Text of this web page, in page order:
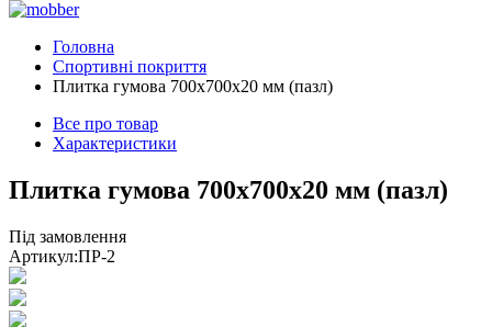
Головна
Спортивні покриття
Плитка гумова 700х700х20 мм (пазл)
Все про товар
Характеристики
Плитка гумова 700х700х20 мм (пазл)
Під замовлення
Артикул:ПР-2